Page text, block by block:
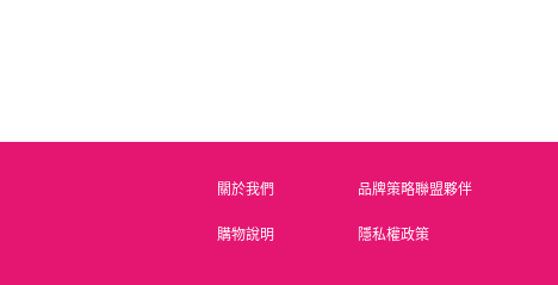
關於我們 品牌策略聯盟夥伴
購物說明 隱私權政策